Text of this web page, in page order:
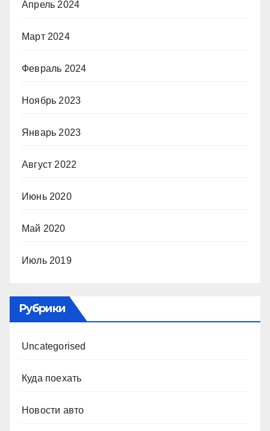
Апрель 2024
Март 2024
Февраль 2024
Ноябрь 2023
Январь 2023
Август 2022
Июнь 2020
Май 2020
Июль 2019
Рубрики
Uncategorised
Куда поехать
Новости авто